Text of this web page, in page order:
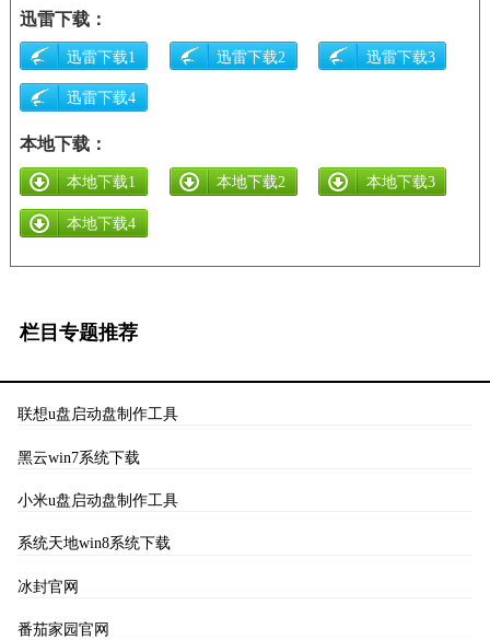
迅雷下载：
迅雷下载1 迅雷下载2 迅雷下载3
迅雷下载4
本地下载：
本地下载1 本地下载2 本地下载3
本地下载4
栏目专题推荐
联想u盘启动盘制作工具
黑云win7系统下载
小米u盘启动盘制作工具
系统天地win8系统下载
冰封官网
番茄家园官网